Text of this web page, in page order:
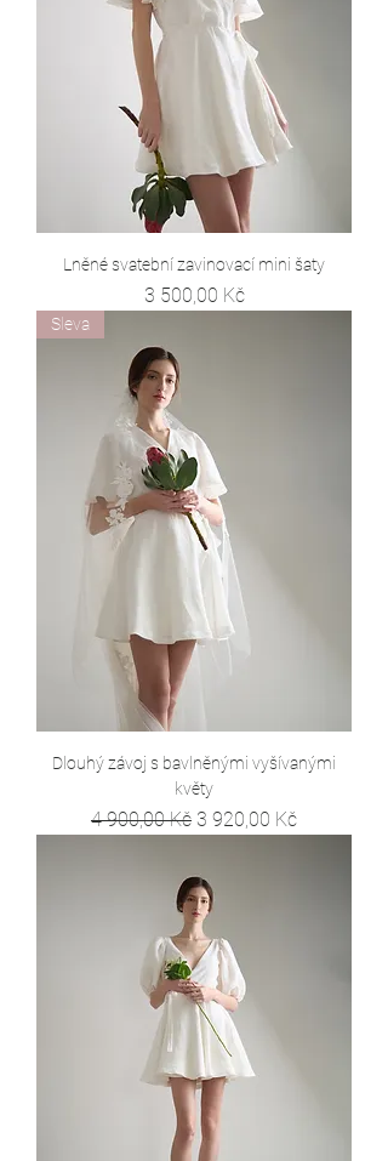
Lněné svatební zavinovací mini šaty
Cena
3 500,00 Kč
Sleva
Dlouhý závoj s bavlněnými vyšívanými
květy
Běžná cena
4 900,00 Kč Zvýhodněná cena
3 920,00 Kč